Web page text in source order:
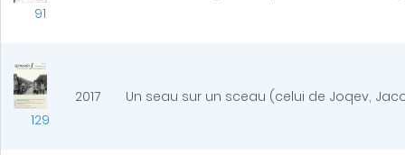
91
129
2017 Un seau sur un sceau (celui de Joqev,